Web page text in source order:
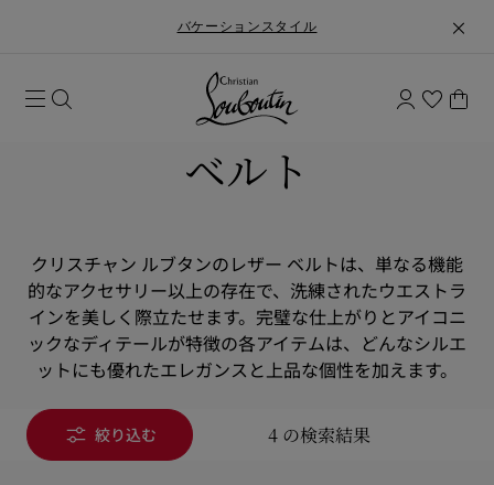
バケーションスタイル
ベルト
クリスチャン ルブタンのレザー ベルトは、単なる機能
的なアクセサリー以上の存在で、洗練されたウエストラ
インを美しく際立たせます。完璧な仕上がりとアイコニ
ックなディテールが特徴の各アイテムは、どんなシルエ
ットにも優れたエレガンスと上品な個性を加えます。
絞り込む 4 の検索結果